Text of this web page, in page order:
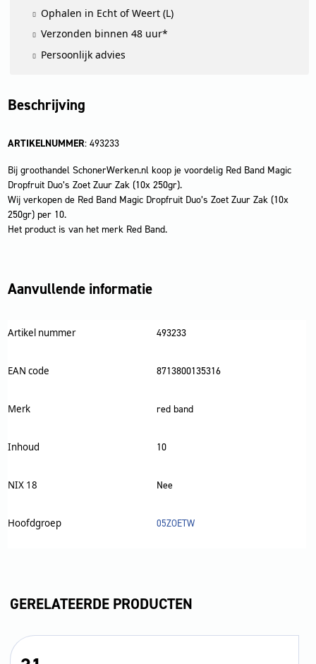
Ophalen in Echt of Weert (L)
Verzonden binnen 48 uur*
Persoonlijk advies
Beschrijving
ARTIKELNUMMER: 493233
Bij groothandel SchonerWerken.nl koop je voordelig Red Band Magic
Dropfruit Duo’s Zoet Zuur Zak (10x 250gr).
Wij verkopen de Red Band Magic Dropfruit Duo’s Zoet Zuur Zak (10x
250gr) per 10.
Het product is van het merk Red Band.
Aanvullende informatie
Artikel nummer 493233
EAN code 8713800135316
Merk red band
Inhoud 10
NIX 18 Nee
Hoofdgroep 05ZOETW
GERELATEERDE PRODUCTEN